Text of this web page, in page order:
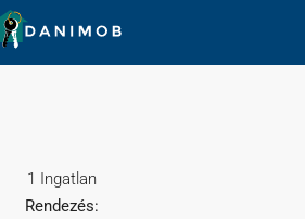
1 Ingatlan
Rendezés: